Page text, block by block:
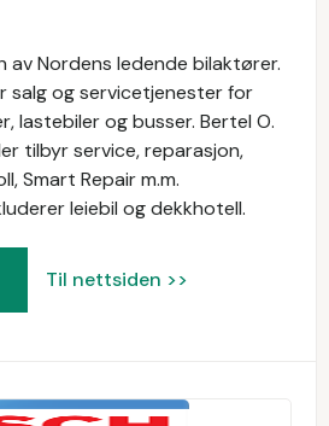
av Nordens ledende bilaktører.
salg og servicetjenester for
lastebiler og busser. Bertel O.
tilbyr service, reparasjon,
Smart Repair m.m.
leiebil og dekkhotell.
Til nettsiden >>